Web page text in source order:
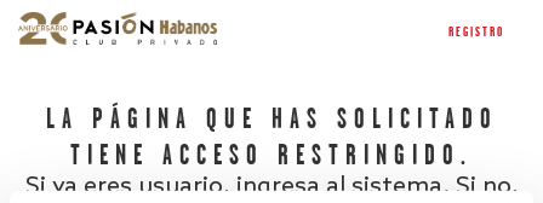
REGISTRO
LA PÁGINA QUE HAS SOLICITADO
TIENE ACCESO RESTRINGIDO.
Si ya eres usuario, ingresa al sistema. Si no,